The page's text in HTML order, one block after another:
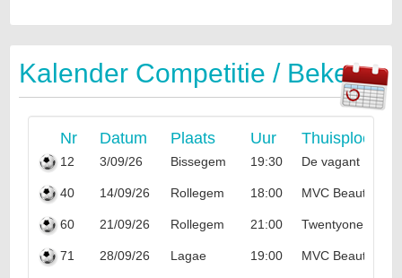
Kalender Competitie / Beker
Nr Datum Plaats Uur Thuisploeg
12 3/09/26 Bissegem 19:30 De vagant
40 14/09/26 Rollegem 18:00 MVC Beauty &
60 21/09/26 Rollegem 21:00 Twentyone
71 28/09/26 Lagae 19:00 MVC Beauty &